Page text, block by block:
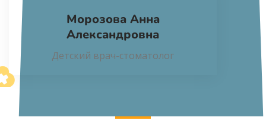
Морозова Анна
Александровна
Детский врач-стоматолог